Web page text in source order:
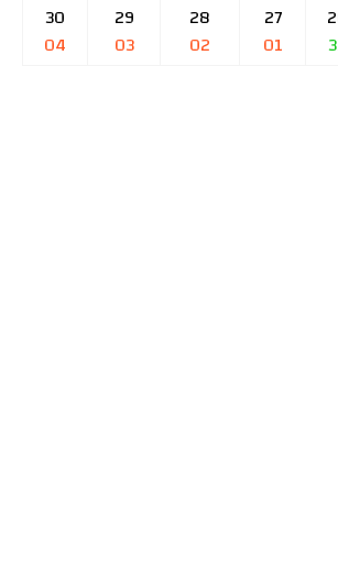
27
01
28
02
29
03
30
04